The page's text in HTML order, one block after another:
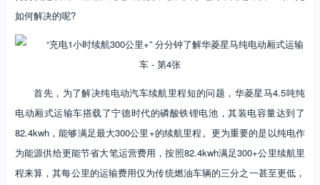
如何解决的呢?
​首先，为了解决纯电动汽车续航里程短的问题，华菱星马4.5吨纯
电动厢式运输车搭载了宁德时代的磷酸铁锂电池，其装电容量达到了
82.4kwh，能够满足最大300公里+的续航里程。更为重要的是以纯电作
为能源供给更能节省大笔运营费用，按照82.4kwh满足300+公里续航里
程来算，其每公里的运输费用仅为传统燃油车辆的三分之一甚至更低，